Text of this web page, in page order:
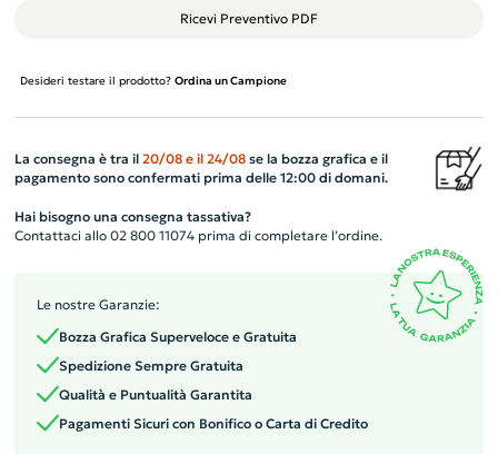
Ricevi Preventivo PDF
Desideri testare il prodotto? Ordina un Campione
La consegna è tra il 20/08 e il 24/08se la bozza grafica e il
pagamento sono confermati prima delle 12:00 di domani.
Hai bisogno una consegna tassativa?
Contattaci allo 02 800 11074 prima di completare l’ordine.
Le nostre Garanzie:
Bozza Grafica Superveloce e Gratuita
Spedizione Sempre Gratuita
Qualità e Puntualità Garantita
Pagamenti Sicuri con Bonifico o Carta di Credito